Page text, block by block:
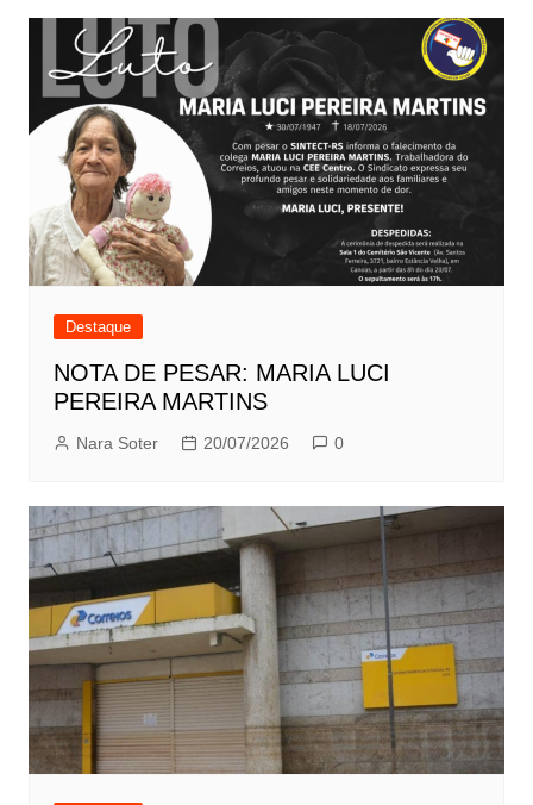
Destaque
NOTA DE PESAR: MARIA LUCI
PEREIRA MARTINS
Nara Soter 20/07/2026 0